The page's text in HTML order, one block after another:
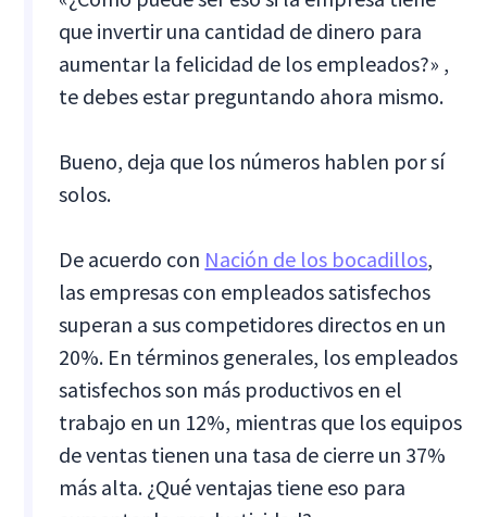
que invertir una cantidad de dinero para
aumentar la felicidad de los empleados?» ,
te debes estar preguntando ahora mismo.
Bueno, deja que los números hablen por sí
solos.
De acuerdo con Nación de los bocadillos,
las empresas con empleados satisfechos
superan a sus competidores directos en un
20%. En términos generales, los empleados
satisfechos son más productivos en el
trabajo en un 12%, mientras que los equipos
de ventas tienen una tasa de cierre un 37%
más alta. ¿Qué ventajas tiene eso para